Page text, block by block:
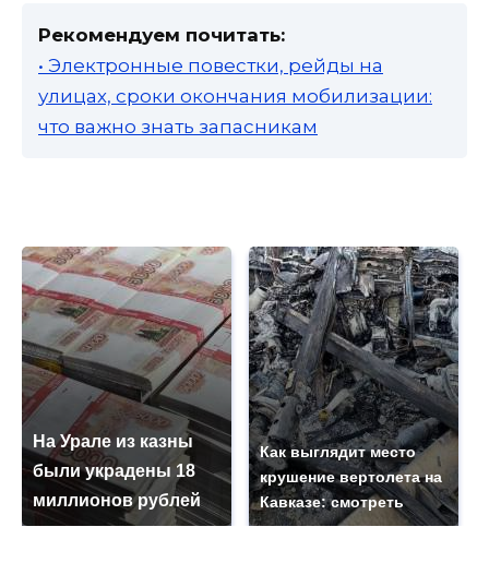
Рекомендуем почитать:
• Электронные повестки, рейды на
улицах, сроки окончания мобилизации:
что важно знать запасникам
На Урале из казны
были украдены 18
миллионов рублей
Как выглядит место
крушение вертолета на
Кавказе: смотреть